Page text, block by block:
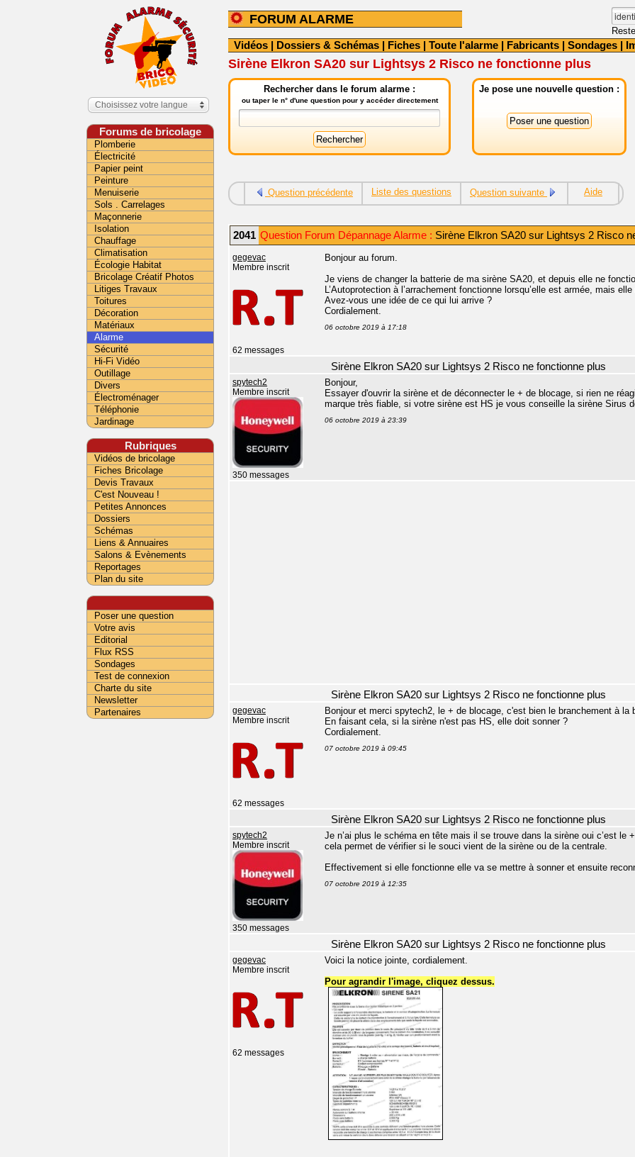
FORUM ALARME
Vidéos | Dossiers & Schémas | Fiches | Toute l'alarme | Fabricants | Sondages |
Sirène Elkron SA20 sur Lightsys 2 Risco ne fonctionne plus
Rechercher dans le forum alarme :
ou taper le n° d'une question pour y accéder directement
Je pose une nouvelle question :
Question précédente Liste des questions Question suivante Aide
2041 Question Forum Dépannage Alarme : Sirène Elkron SA20 sur Lightsys 2 Risco
gegevac
Membre inscrit
62 messages
Bonjour au forum.
Je viens de changer la batterie de ma sirène SA20, et depuis elle ne
L’Autoprotection à l’arrachement fonctionne lorsqu’elle est armée, mais
Avez-vous une idée de ce qui lui arrive ?
Cordialement.
06 octobre 2019 à 17:18
Sirène Elkron SA20 sur Lightsys 2 Risco ne fonctionne plus
spytech2
Membre inscrit
350 messages
Bonjour,
Essayer d'ouvrir la sirène et de déconnecter le + de blocage, si rien ne
marque très fiable, si votre sirène est HS je vous conseille la sirène Sirus
06 octobre 2019 à 23:39
Sirène Elkron SA20 sur Lightsys 2 Risco ne fonctionne plus
gegevac
Membre inscrit
62 messages
Bonjour et merci spytech2, le + de blocage, c'est bien le branchement à
En faisant cela, si la sirène n'est pas HS, elle doit sonner ?
Cordialement.
07 octobre 2019 à 09:45
Sirène Elkron SA20 sur Lightsys 2 Risco ne fonctionne plus
spytech2
Membre inscrit
350 messages
Je n’ai plus le schéma en tête mais il se trouve dans la sirène oui c’est le
cela permet de vérifier si le souci vient de la sirène ou de la centrale.
Effectivement si elle fonctionne elle va se mettre à sonner et ensuite
07 octobre 2019 à 12:35
Sirène Elkron SA20 sur Lightsys 2 Risco ne fonctionne plus
gegevac
Membre inscrit
62 messages
Voici la notice jointe, cordialement.
Pour agrandir l'image, cliquez dessus.
Choisissez votre langue
Forums de bricolage
Plomberie
Électricité
Papier peint
Peinture
Menuiserie
Sols . Carrelages
Maçonnerie
Isolation
Chauffage
Climatisation
Écologie Habitat
Bricolage Créatif Photos
Litiges Travaux
Toitures
Décoration
Matériaux
Alarme
Sécurité
Hi-Fi Vidéo
Outillage
Divers
Électroménager
Téléphonie
Jardinage
Rubriques
Vidéos de bricolage
Fiches Bricolage
Devis Travaux
C'est Nouveau !
Petites Annonces
Dossiers
Schémas
Liens & Annuaires
Salons & Evènements
Reportages
Plan du site
Poser une question
Votre avis
Editorial
Flux RSS
Sondages
Test de connexion
Charte du site
Newsletter
Partenaires